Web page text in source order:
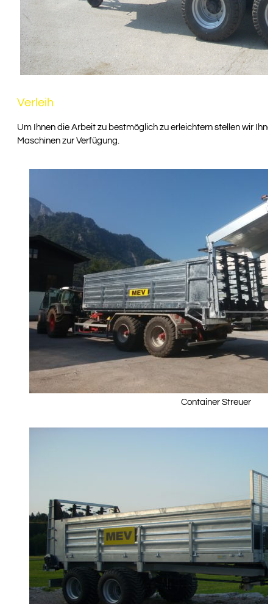
Verleih
Um Ihnen die Arbeit zu bestmöglich zu erleichtern stellen wir
Maschinen zur Verfügung.
Container Streuer